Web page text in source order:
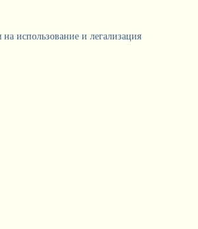
на использование и легализация